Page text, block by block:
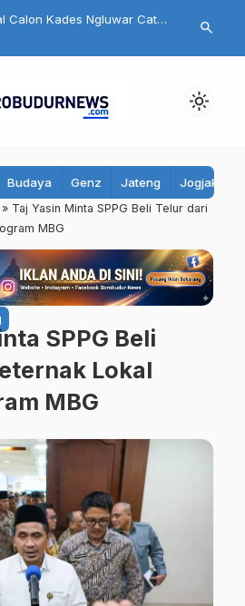
Calon Kades Ngluwar Catur
Warga, Bukan
Pengurus
Target 7
search
light_mode
Budaya Genz Jateng Jogjakarta
» Taj Yasin Minta SPPG Beli Telur dari
MBG
SPPG Beli
Lokal
MBG